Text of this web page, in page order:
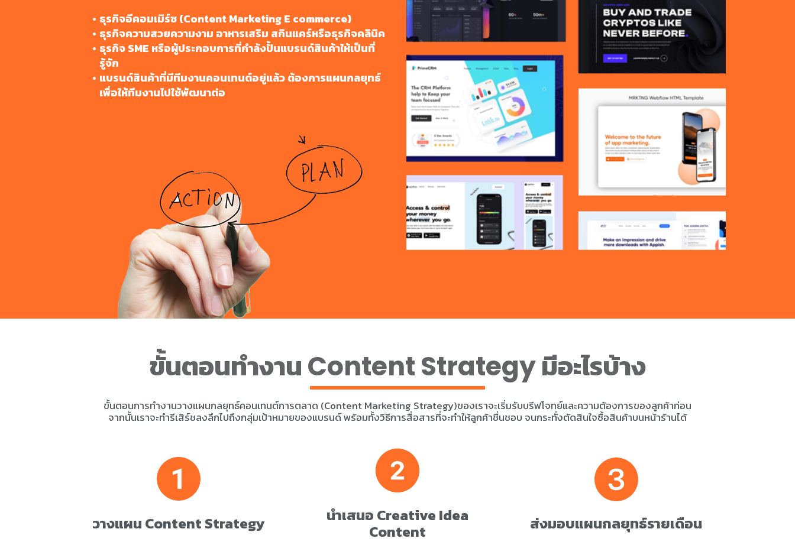
ธุรกิจอีคอมเมิร์ซ (Content Marketing E commerce)
ธุรกิจความสวยความงาม อาหารเสริม สกินแคร์หรือธุรกิจคลินิค
ธุรกิจ SME หรือผู้ประกอบการที่กำลังปั้นแบรนด์สินค้าให้เป็นที่
รู้จัก
แบรนด์สินค้าที่มีทีมงานคอนเทนต์อยู่แล้ว ต้องการแผนกลยุทธ์
เพื่อให้ทีมงานไปใช้พัฒนาต่อ
ขั้นตอนทำงานContent Strategyมีอะไรบ้าง
ขั้นตอนการทำงานวางแผนกลยุทธ์คอนเทนต์การตลาด (Content Marketing Strategy)ของเราจะเริ่มรับบรีฟโจทย์และความต้องการของลูกค้าก่อน
จากนั้นเราจะทำรีเสิร์ชลงลึกไปถึงกลุ่มเป้าหมายของแบรนด์ พร้อมทั้งวิธีการสื่อสารที่จะทำให้ลูกค้าชื่นชอบ จนกระทั่งตัดสินใจซื้อสินค้าบนหน้าร้านได้
วางแผน Content Strategy
นำเสนอ Creative Idea
Content
ส่งมอบแผนกลยุทธ์รายเดือน